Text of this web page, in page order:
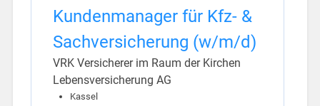
Kundenmanager für Kfz- &
Sach­versicherung (w/m/d)
VRK Versicherer im Raum der Kirchen
Lebensversicherung AG
Kassel